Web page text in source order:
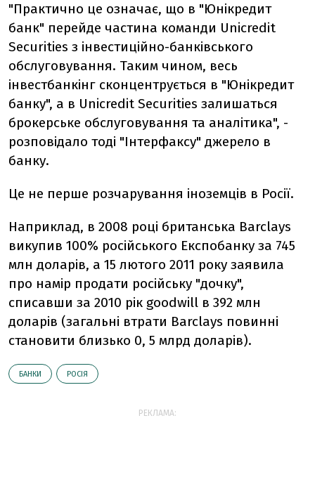
"Практично це означає, що в "Юнікредит
банк" перейде частина команди Unicredit
Securities з інвестиційно-банківського
обслуговування. Таким чином, весь
інвестбанкінг сконцентрується в "Юнікредит
банку", а в Unicredit Securities залишаться
брокерське обслуговування та аналітика", -
розповідало тоді "Інтерфаксу" джерело в
банку.
Це не перше розчарування іноземців в Росії.
Наприклад, в 2008 році британська Barclays
викупив 100% російського Експобанку за 745
млн доларів, а 15 лютого 2011 року заявила
про намір продати російську "дочку",
списавши за 2010 рік goodwill в 392 млн
доларів (загальні втрати Barclays повинні
становити близько 0, 5 млрд доларів).
БАНКИ РОСІЯ
РЕКЛАМА: